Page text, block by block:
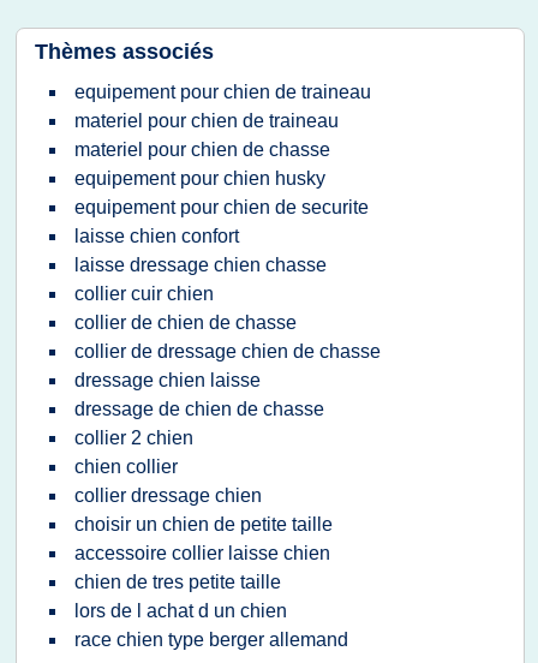
Thèmes associés
equipement pour chien de traineau
materiel pour chien de traineau
materiel pour chien de chasse
equipement pour chien husky
equipement pour chien de securite
laisse chien confort
laisse dressage chien chasse
collier cuir chien
collier de chien de chasse
collier de dressage chien de chasse
dressage chien laisse
dressage de chien de chasse
collier 2 chien
chien collier
collier dressage chien
choisir un chien de petite taille
accessoire collier laisse chien
chien de tres petite taille
lors de l achat d un chien
race chien type berger allemand